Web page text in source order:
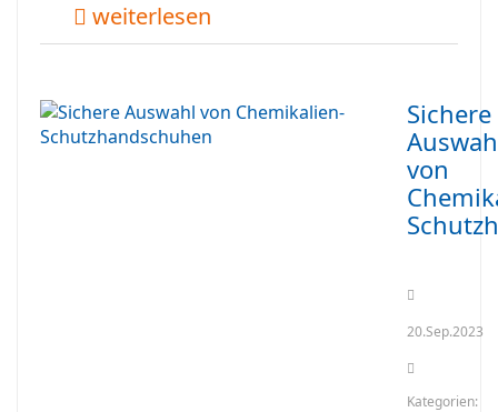
weiterlesen
Sichere
von
20.Sep.2023
Kategorien: